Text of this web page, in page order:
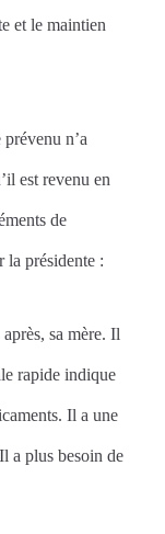
et le maintien
n’a
est revenu en
de
la présidente :
sa mère. Il
rapide indique
Il a une
a plus besoin de